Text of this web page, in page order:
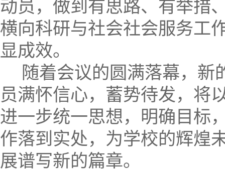
动员，做到有思路、有举措
横向科研与社会社会服务工
显成效。
随着会议的圆满落幕，新
员满怀信心，蓄势待发，将
进一步统一思想，明确目标
作落到实处，为学校的辉煌
展谱写新的篇章。